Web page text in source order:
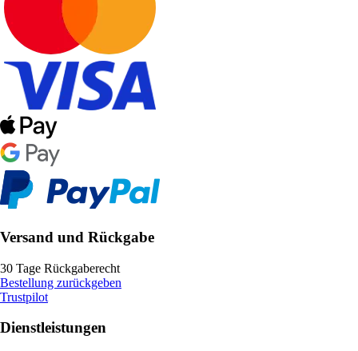
Versand und Rückgabe
30 Tage Rückgaberecht
Bestellung zurückgeben
Trustpilot
Dienstleistungen